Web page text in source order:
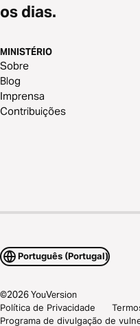
os dias.
MINISTÉRIO
Sobre
Blog
Imprensa
Contribuições
Português (Portugal)
©2026YouVersion
Política de Privacidade
Programa de divulgação de